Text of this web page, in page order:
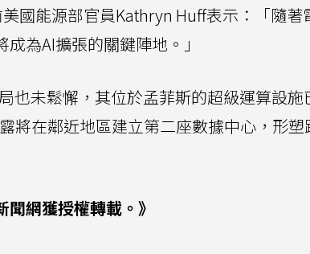
國能源部官員Kathryn Huff表示：「隨著
為AI擴張的關鍵陣地。」
也未鬆懈，其位於孟菲斯的超級運算設施
將在鄰近地區建立第二座數據中心，形塑
聞網獲授權轉載。》